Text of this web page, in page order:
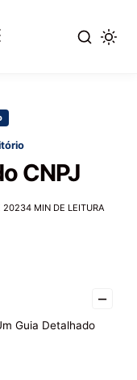
CNPJ
20234 MIN DE LEITURA
–
Guia Detalhado